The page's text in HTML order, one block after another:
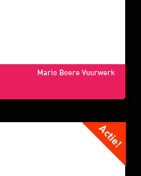
Mario Boere Vuurwerk